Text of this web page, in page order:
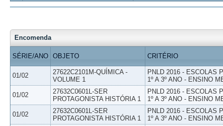
Encomenda
SÉRIE/ANO OBJETO CRITÉRIO
01/02
27622C2101M-QUÍMICA -
VOLUME 1
PNLD 2016 - ESCOLAS
1º A 3º ANO - ENSINO
01/02
27632C0601L-SER
PROTAGONISTA HISTÓRIA 1
PNLD 2016 - ESCOLAS
1º A 3º ANO - ENSINO
01/02
27632C0601L-SER
PROTAGONISTA HISTÓRIA 1
PNLD 2016 - ESCOLAS
1º A 3º ANO - ENSINO